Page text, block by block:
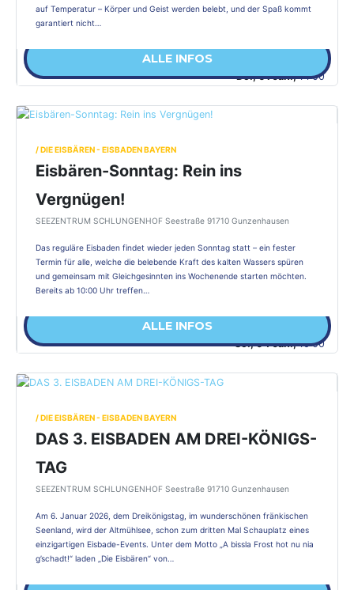
auf Temperatur – Körper und Geist werden belebt, und der Spaß kommt
garantiert nicht…
Do., 01 Jan.,14:00
ALLE INFOS
/ DIE EISBÄREN - EISBADEN BAYERN
Eisbären-Sonntag: Rein ins
Vergnügen!
SEEZENTRUM SCHLUNGENHOF Seestraße 91710 Gunzenhausen
Das reguläre Eisbaden findet wieder jeden Sonntag statt – ein fester
Termin für alle, welche die belebende Kraft des kalten Wassers spüren
und gemeinsam mit Gleichgesinnten ins Wochenende starten möchten.
Bereits ab 10:00 Uhr treffen…
So., 04 Jan.,10:00
ALLE INFOS
/ DIE EISBÄREN - EISBADEN BAYERN
DAS 3. EISBADEN AM DREI-KÖNIGS-
TAG
SEEZENTRUM SCHLUNGENHOF Seestraße 91710 Gunzenhausen
Am 6. Januar 2026, dem Dreikönigstag, im wunderschönen fränkischen
Seenland, wird der Altmühlsee, schon zum dritten Mal Schauplatz eines
einzigartigen Eisbade-Events. Unter dem Motto „A bissla Frost hot nu nia
g’schadt!“ laden „Die Eisbären“ von…